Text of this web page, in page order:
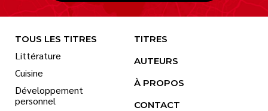
TOUS LES TITRES
Littérature
Cuisine
Développement
personnel
TITRES
AUTEURS
À PROPOS
CONTACT